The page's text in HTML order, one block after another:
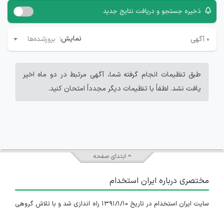
ذخیره جستجو و دریافت نتایج جدید
۰ آگهی نمایش: بروزشده‌ها
طبق تنظیمات انجام گرفته شما، آگهی مرتبط در دو ماه اخیر
یافت نشد. لطفاً با تنظیمات دیگر مجدداً امتحان کنید.
ابتدای صفحه
مختصری درباره ایران استخدام
سایت ایران استخدام در تاریخ ۱۳۹۱/۱/۱۰ راه اندازی شد و با تلاش گروهی